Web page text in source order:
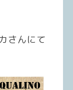
さんにて